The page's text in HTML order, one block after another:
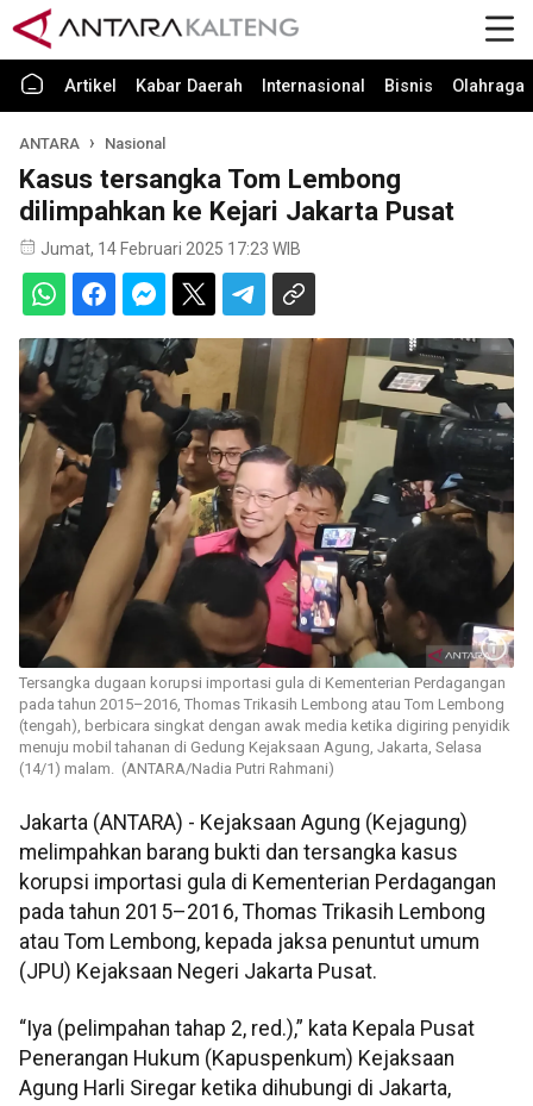
Artikel Kabar Daerah Internasional Bisnis Olahraga
ANTARA Nasional
Kasus tersangka Tom Lembong
dilimpahkan ke Kejari Jakarta Pusat
Jumat, 14 Februari 2025 17:23 WIB
Tersangka dugaan korupsi importasi gula di Kementerian Perdagangan
pada tahun 2015–2016, Thomas Trikasih Lembong atau Tom Lembong
(tengah), berbicara singkat dengan awak media ketika digiring penyidik
menuju mobil tahanan di Gedung Kejaksaan Agung, Jakarta, Selasa
(14/1) malam. (ANTARA/Nadia Putri Rahmani)
Jakarta (ANTARA) - Kejaksaan Agung (Kejagung)
melimpahkan barang bukti dan tersangka kasus
korupsi importasi gula di Kementerian Perdagangan
pada tahun 2015–2016, Thomas Trikasih Lembong
atau Tom Lembong, kepada jaksa penuntut umum
(JPU) Kejaksaan Negeri Jakarta Pusat.
“Iya (pelimpahan tahap 2, red.),” kata Kepala Pusat
Penerangan Hukum (Kapuspenkum) Kejaksaan
Agung Harli Siregar ketika dihubungi di Jakarta,